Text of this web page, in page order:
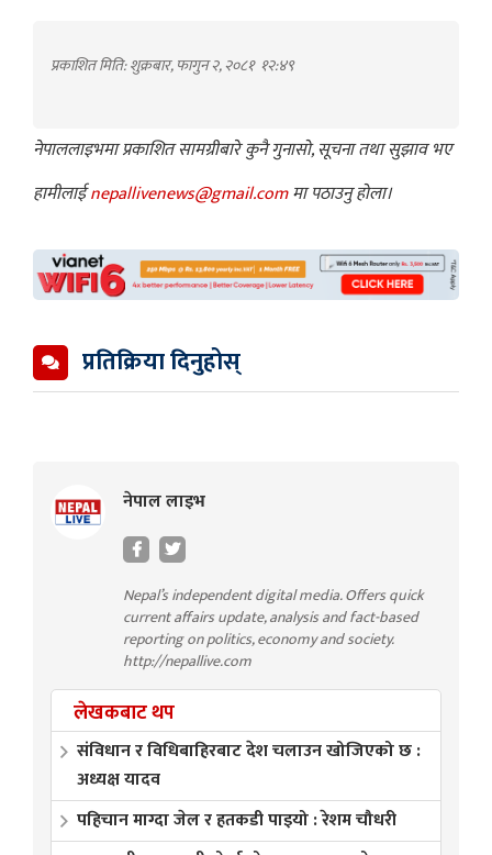
प्रकाशित मिति: शुक्रबार, फागुन २, २०८१ १२:४९
नेपाललाइभमा प्रकाशित सामग्रीबारे कुनै गुनासो, सूचना तथा सुझाव भए
हामीलाईnepallivenews@gmail.comमा पठाउनु होला।
प्रतिक्रिया दिनुहोस्
नेपाल लाइभ
Nepal’s independent digital media. Offers quick
current affairs update, analysis and fact-based
reporting on politics, economy and society.
http://nepallive.com
लेखकबाट थप
संविधान र विधिबाहिरबाट देश चलाउन खोजिएको छ :
अध्यक्ष यादव
पहिचान माग्दा जेल र हतकडी पाइयो : रेशम चौधरी